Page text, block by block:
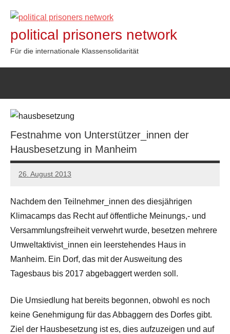
Inhalt
springen
political prisoners network
Für die internationale Klassensolidarität
Festnahme von Unterstützer_innen der
Hausbesetzung in Manheim
26. August 2013
admin
Nachdem den Teilnehmer_innen des diesjährigen
Klimacamps das Recht auf öffentliche Meinungs,- und
Versammlungsfreiheit verwehrt wurde, besetzen mehrere
Umweltaktivist_innen ein leerstehendes Haus in
Manheim. Ein Dorf, das mit der Ausweitung des
Tagesbaus bis 2017 abgebaggert werden soll.
Die Umsiedlung hat bereits begonnen, obwohl es noch
keine Genehmigung für das Abbaggern des Dorfes gibt.
Ziel der Hausbesetzung ist es, dies aufzuzeigen und auf